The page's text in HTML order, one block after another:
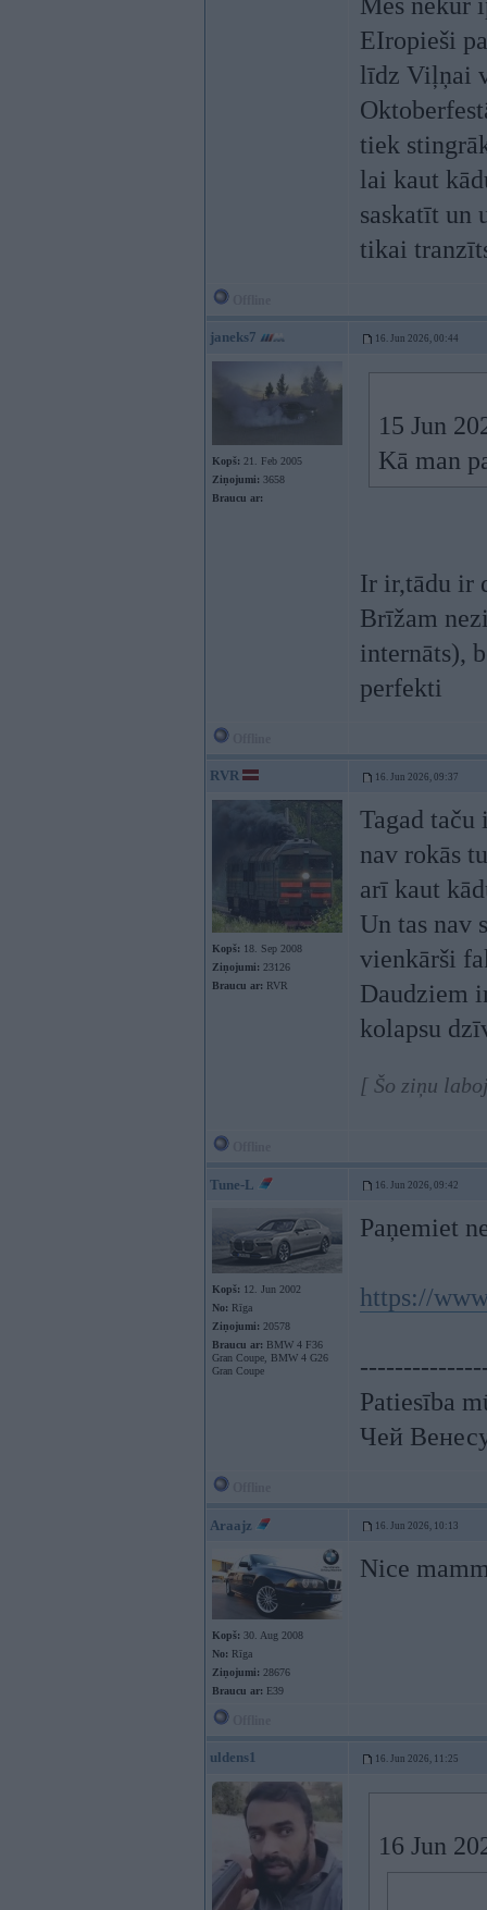
EIropieši
līdz Viļņai
tiek
lai kaut
saskatīt un
tikai
janeks7 16. Jun 2026, 00:44
Kopš: 21. Feb 2005
Ziņojumi: 3658
Braucu ar:
15 Jun
Kā man
Ir ir,tādu ir
Brīžam
internāts),
perfekti
RVR 16. Jun 2026, 09:37
Kopš: 18. Sep 2008
Ziņojumi: 23126
Braucu ar: RVR
Tagad taču
nav rokās
arī kaut
Un tas nav
vienkārši
Daudziem
kolapsu
[ Šo ziņu
Tune-L 16. Jun 2026, 09:42
Kopš: 12. Jun 2002
No: Rīga
Ziņojumi: 20578
Braucu ar: BMW 4 F36
Gran Coupe, BMW 4 G26
Gran Coupe
Paņemiet
https://
Patiesība
Чей
Araajz 16. Jun 2026, 10:13
Kopš: 30. Aug 2008
No: Rīga
Ziņojumi: 28676
Braucu ar: E39
Nice
uldens1 16. Jun 2026, 11:25
16 Jun